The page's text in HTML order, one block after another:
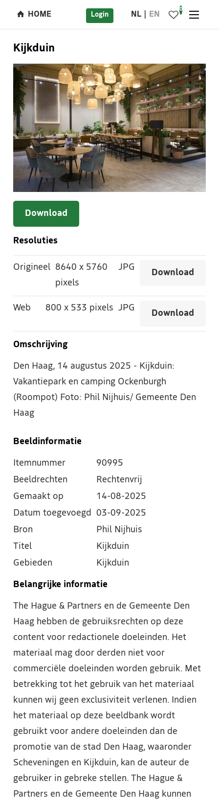
HOME Login NL EN
0
Kijkduin
Download
Resoluties
Origineel 8640 x 5760
pixels
JPG
Download
Web 800 x 533 pixels JPG
Download
Omschrijving
Den Haag, 14 augustus 2025 - Kijkduin:
Vakantiepark en camping Ockenburgh
(Roompot) Foto: Phil Nijhuis/ Gemeente Den
Haag
Beeldinformatie
Itemnummer
90995
Beeldrechten
Rechtenvrij
Gemaakt op
14-08-2025
Datum toegevoegd
03-09-2025
Bron
Phil Nijhuis
Titel
Kijkduin
Gebieden
Kijkduin
Belangrijke informatie
The Hague & Partners en de Gemeente Den
Haag hebben de gebruiksrechten op deze
content voor redactionele doeleinden. Het
materiaal mag door derden niet voor
commerciële doeleinden worden gebruik. Met
betrekking tot het gebruik van het materiaal
kunnen wij geen exclusiviteit verlenen. Indien
het materiaal op deze beeldbank wordt
gebruikt voor andere doeleinden dan de
promotie van de stad Den Haag, waaronder
Scheveningen en Kijkduin, kan de auteur de
gebruiker in gebreke stellen. The Hague &
Partners en de Gemeente Den Haag kunnen